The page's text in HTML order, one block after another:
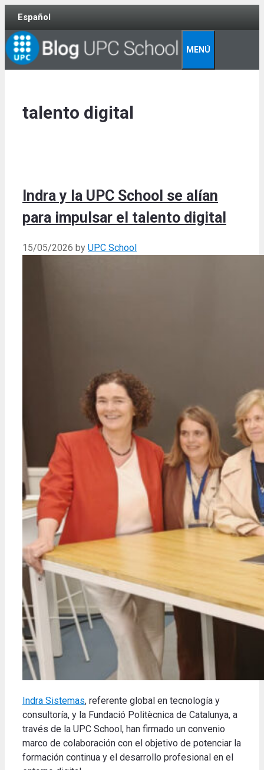
Skip
content
Español
MENÚ
talento digital
Indra y la UPC School se alían
para impulsar el talento digital
15/05/2026 by UPC School
Indra Sistemas, referente global en tecnología y
consultoría, y la Fundació Politècnica de Catalunya, a
través de la UPC School, han firmado un convenio
marco de colaboración con el objetivo de potenciar la
formación continua y el desarrollo profesional en el